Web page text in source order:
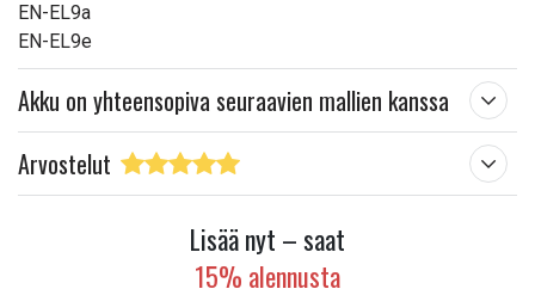
EN-EL9a
EN-EL9e
Akku on yhteensopiva seuraavien mallien kanssa
Arvostelut
Lisää nyt – saat
15% alennusta